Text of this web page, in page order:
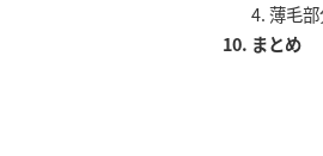
薄毛
まとめ